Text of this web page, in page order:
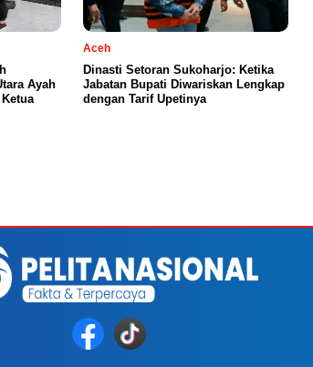
Ayah
Aceh
Dinasti Setoran Sukoharjo: Ketika
Jabatan Bupati Diwariskan Lengkap
dengan Tarif Upetinya